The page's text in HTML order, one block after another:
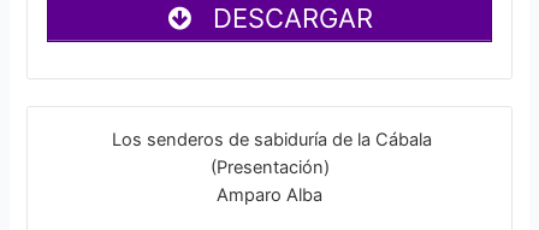
DESCARGAR
Los senderos de sabiduría de la Cábala
(Presentación)
Amparo Alba